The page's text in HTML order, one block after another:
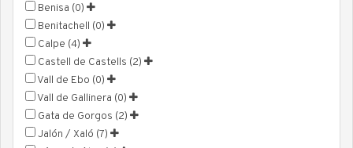
Benisa (0)
Benitachell (0)
Calpe (4)
Castell de Castells (2)
Vall de Ebo (0)
Vall de Gallinera (0)
Gata de Gorgos (2)
Jalón / Xaló (7)